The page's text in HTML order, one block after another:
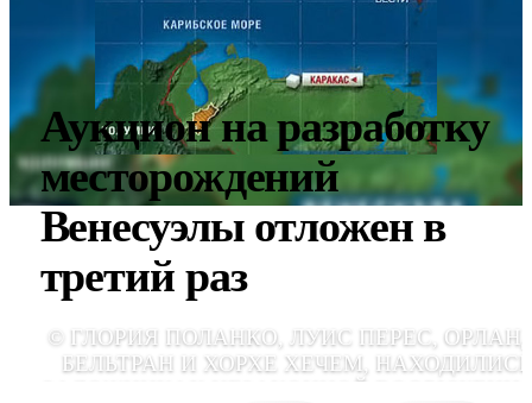
Аукцион на разработку
месторождений
Венесуэлы отложен в
третий раз
© ГЛОРИЯ ПОЛАНКО, ЛУИС ПЕРЕС,
БЕЛЬТРАН И ХОРХЕ ХЕЧЕМ,
ЗАЛОЖНИКАХ НЕЗАКОННОЙ